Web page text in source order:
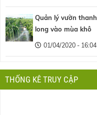
Quản lý vườn thanh
long vào mùa khô
01/04/2020 - 16:04
THỐNG KÊ TRUY CẬP